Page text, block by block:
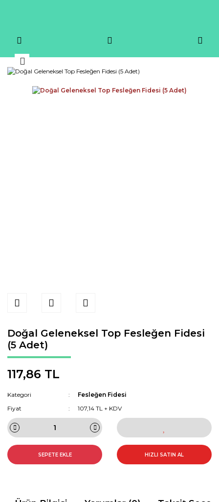
Doğal Geleneksel Top Fesleğen Fidesi
(5 Adet)
117,86 TL
Kategori
Fesleğen Fidesi
Fiyat
107,14 TL + KDV
SEPETE EKLE HIZLI SATIN AL